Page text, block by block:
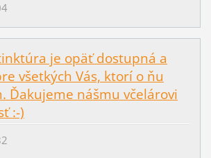
je opäť dostupná a
všetkých Vás, ktorí o ňu
Ďakujeme nášmu včelárovi
:-)